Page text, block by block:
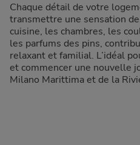
Chaque détail de votre
transmettre une sensation
cuisine, les chambres, les
les parfums des pins,
relaxant et familial. L’idéal
et commencer une nouvelle
Milano Marittima et de la